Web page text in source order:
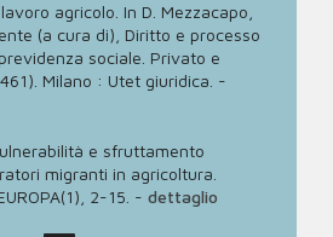
agricolo. In D. Mezzacapo,
(a cura di), Diritto e processo
sociale. Privato e
Milano : Utet giuridica. -
e sfruttamento
migranti in agricoltura.
2-15. - dettaglio